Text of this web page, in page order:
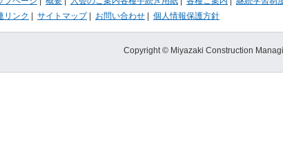
リンク
サイトマップ| お問い合わせ 個人情報保護方針
Copyright © Miyazaki Construction